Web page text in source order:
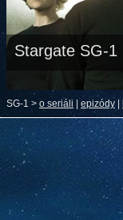
Stargate SG-1
SG-1 > o seriáli epizódy